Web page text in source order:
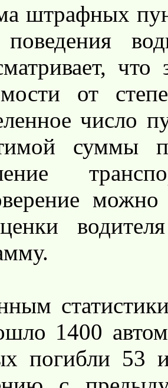
штрафных
поведения
от
число
суммы
1400
погибли 53